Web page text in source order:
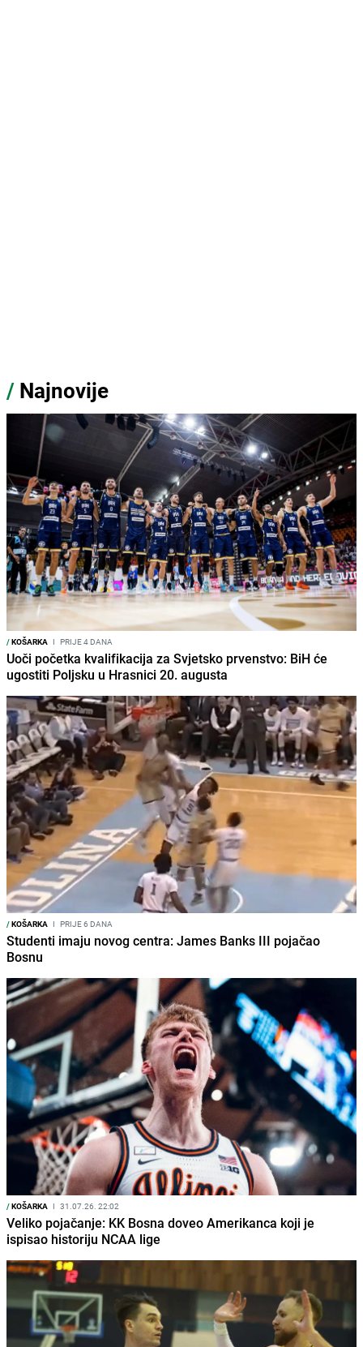
/ Najnovije
/KOŠARKA I PRIJE 4 DANA
Uoči početka kvalifikacija za Svjetsko prvenstvo: BiH će
ugostiti Poljsku u Hrasnici 20. augusta
/KOŠARKA I PRIJE 6 DANA
Studenti imaju novog centra: James Banks III pojačao
Bosnu
/KOŠARKA I 31.07.26. 22:02
Veliko pojačanje: KK Bosna doveo Amerikanca koji je
ispisao historiju NCAA lige